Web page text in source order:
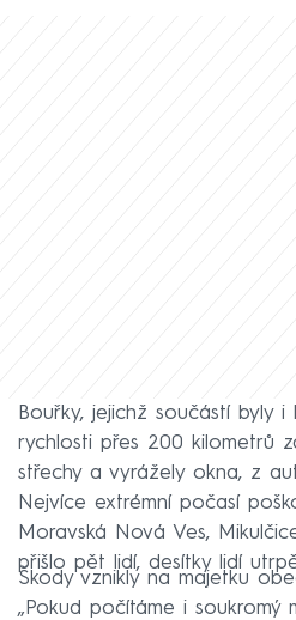
Bouřky, jejichž součástí byly
rychlosti přes 200 kilometrů
střechy a vyrážely okna, z
Nejvíce extrémní počasí
Moravská Nová Ves,
přišlo pět lidí, desítky lidí
Škody vznikly na majetku
„Pokud počítáme i soukromý